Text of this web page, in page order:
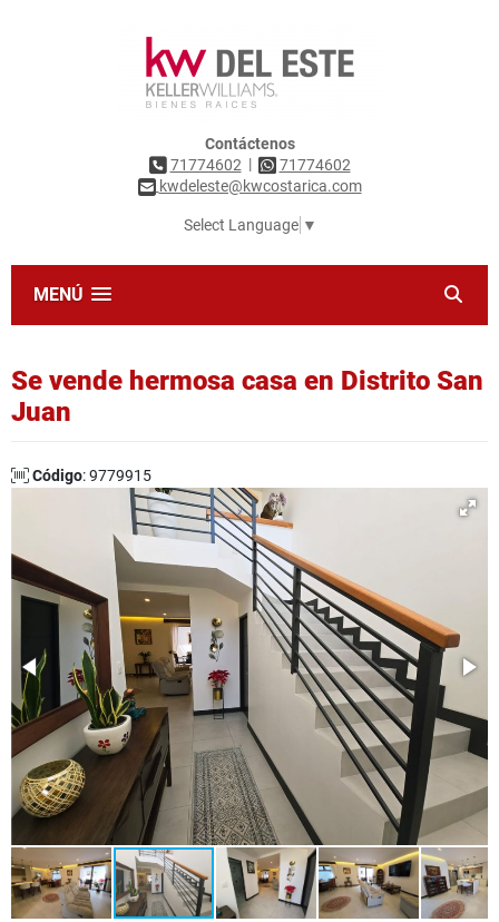
Contáctenos
71774602 |
71774602
kwdeleste@kwcostarica.com
Select Language ▼
MENÚ
Se vende hermosa casa en Distrito San
Juan
Código: 9779915